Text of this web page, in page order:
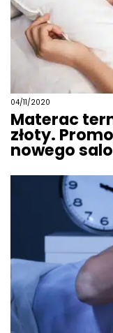
04/11/2020
Materac
złoty.
nowego